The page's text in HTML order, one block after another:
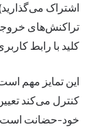
اشتراک
تراکنش‌های
کلید با رابط
این تمایز مهم
کنترل می‌کند
خود-حضانت است.